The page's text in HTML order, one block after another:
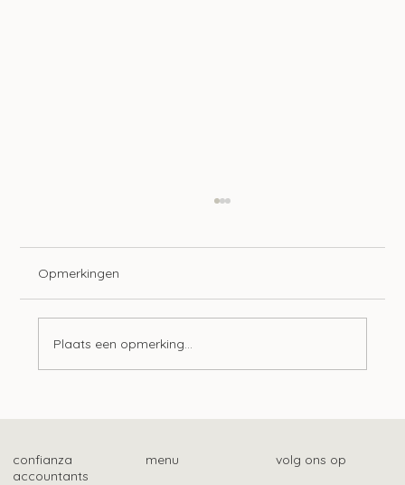
Opmerkingen
Plaats een opmerking...
confianza
accountants
menu volg ons op